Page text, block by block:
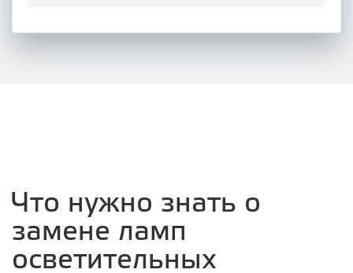
Что нужно знать о
замене ламп
осветительных